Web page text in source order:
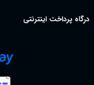
درگاه پرداخت اینترنتی